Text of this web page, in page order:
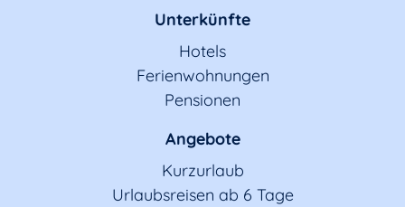
Unterkünfte
Hotels
Ferienwohnungen
Pensionen
Angebote
Kurzurlaub
Urlaubsreisen ab 6 Tage